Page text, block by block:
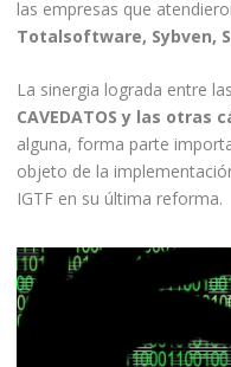
las empresas que
Totalsoftware, Sybven,
La sinergia lograda entre
CAVEDATOS y las otras
alguna, forma parte
objeto de la
IGTF en su última reforma.